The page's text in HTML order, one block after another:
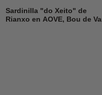
Sardinilla "do Xeito" de
Rianxo en AOVE, Bou de